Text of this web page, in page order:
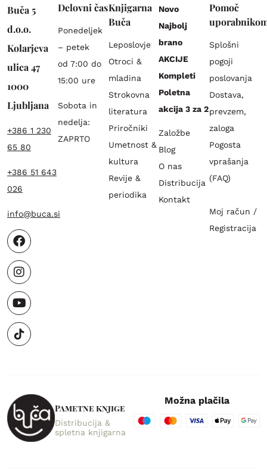
Buča 5
d.o.o.
Kolarjeva
ulica 47
1000
Ljubljana
+386 1 230
65 80
+386 51 643
026
info@buca.si
Delovni čas
Ponedeljek
– petek
od 7:00 do
15:00 ure
Sobota in
nedelja:
ZAPRTO
Knjigarna
Buča
Leposlovje
Otroci &
mladina
Strokovna
literatura
Priročniki
Umetnost &
kultura
Revije &
periodika
Novo
Najbolj
brano
AKCIJE
Kompleti
Poletna
akcija 3 za 2
Založbe
Blog
O nas
Distribucija
Kontakt
Pomoč
Splošni
pogoji
poslovanja
Dostava,
prevzem,
zaloga
Pogosta
vprašanja
(FAQ)
Moj račun /
Registracija
Pametne knjige
Distribucija &
spletna knjigarna
Možna plačila